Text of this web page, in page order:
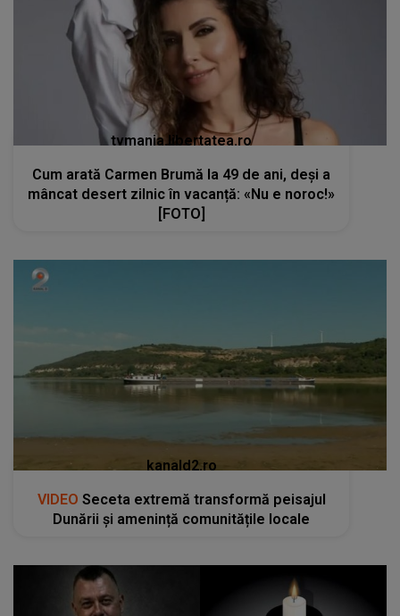
Cum arată Carmen Brumă la 49 de ani, deși a
mâncat desert zilnic în vacanță: «Nu e noroc!»
[FOTO]
Dunării și amenință comunitățile locale